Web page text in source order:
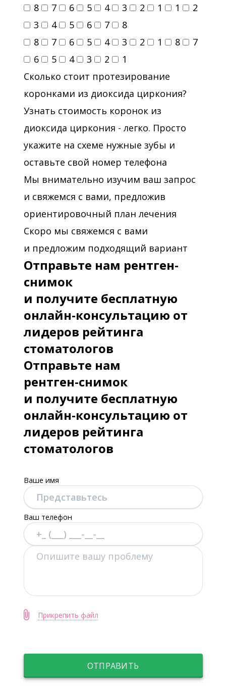
8 7 6 5 4 3 2 1 1
2
3
4 5 6 7
8
8
7 6 5 4 3 2 1 8
7
6
5 4 3 2
1
Сколько стоит протезирование
коронками из диоксида циркония?
Узнать стоимость коронок из
диоксида циркония - легко. Просто
укажите на схеме нужные зубы и
оставьте свой номер телефона
Мы внимательно изучим ваш запрос
и свяжемся с вами, предложив
ориентировочный план лечения
Скоро мы свяжемся с вами
и предложим подходящий вариант
Отправьте нам рентген-
снимок
и получите бесплатную
онлайн-консультацию от
лидеров рейтинга
стоматологов
Отправьте нам
рентген-снимок
и получите бесплатную
онлайн-консультацию от
лидеров рейтинга
стоматологов
Ваше имя
Ваш телефон
Прикрепить файл
ОТПРАВИТЬ